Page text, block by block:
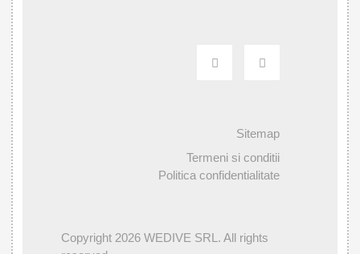
Sitemap
Termeni si conditii
Politica confidentialitate
Copyright 2026 WEDIVE SRL. All rights